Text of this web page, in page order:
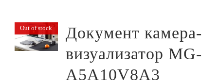
Out of stock
Документ камера-
визуализатор MG-
A5A10V8A3